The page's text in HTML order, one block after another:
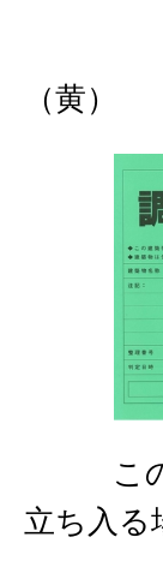
（
この
立ち入